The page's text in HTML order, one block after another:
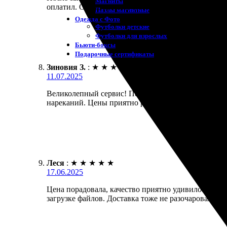
Пазлы магнитные
Одежда с Фото
Футболки детские
Футболки для взрослых
Бьюти-боксы
Подарочные сертификаты
оплатил. Очень удобно, что есть возможность
Зиновия З. : ★ ★ ★
11.07.2025
Великолепный сервис! Печать фотографий прошла
нареканий. Цены приятно радуют, а доставка
Леся : ★ ★ ★ ★ ★
17.06.2025
Цена порадовала, качество приятно удивило.
загрузке файлов. Доставка тоже не